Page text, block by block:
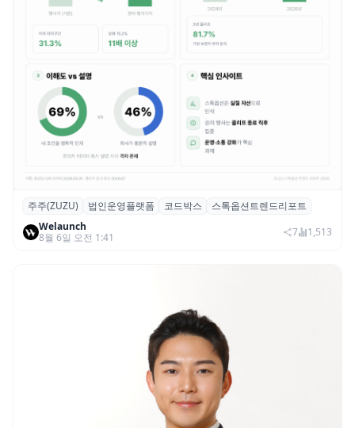
스톡옵션 취소율 2년 만에 18.2%→31.3%…
권리 발생 즉시 행사 비중도 급증
주주(ZUZU) 법인운영플랫폼 코드박스
스톡옵션트렌드리포트
Welaunch
8월 6일 오전 1:41
7 1,513